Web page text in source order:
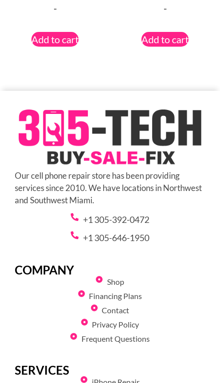
-
Add to cart
-
Add to cart
Our cell phone repair store has been providing
services since 2010. We have locations in Northwest
and Southwest Miami.
+1 305-392-0472
+1 305-646-1950
COMPANY
Shop
Financing Plans
Contact
Privacy Policy
Frequent Questions
SERVICES